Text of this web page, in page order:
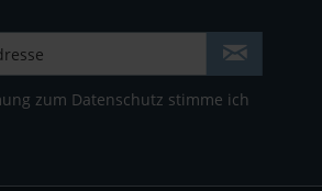
zum Datenschutz stimme ich